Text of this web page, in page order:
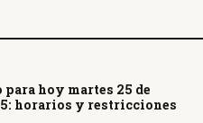
hoy martes 25 de
horarios y restricciones